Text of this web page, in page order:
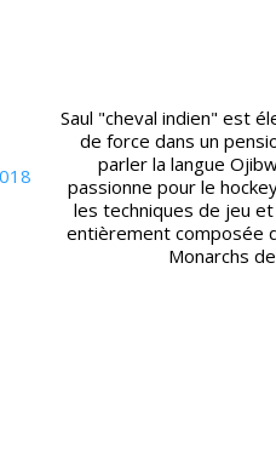
Saul "cheval indien" est
de force dans un
parler la langue
passionne pour le
les techniques de jeu
entièrement composée
Monarchs